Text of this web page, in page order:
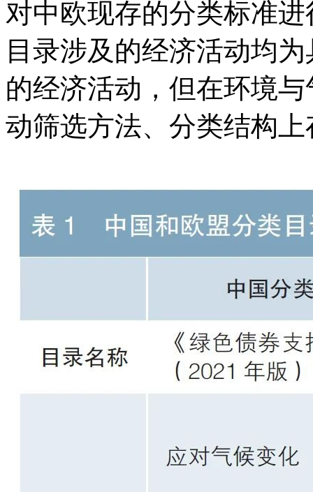
对中欧现存的分类标准
目录涉及的经济活动均
的经济活动，但在环境
动筛选方法、分类结构